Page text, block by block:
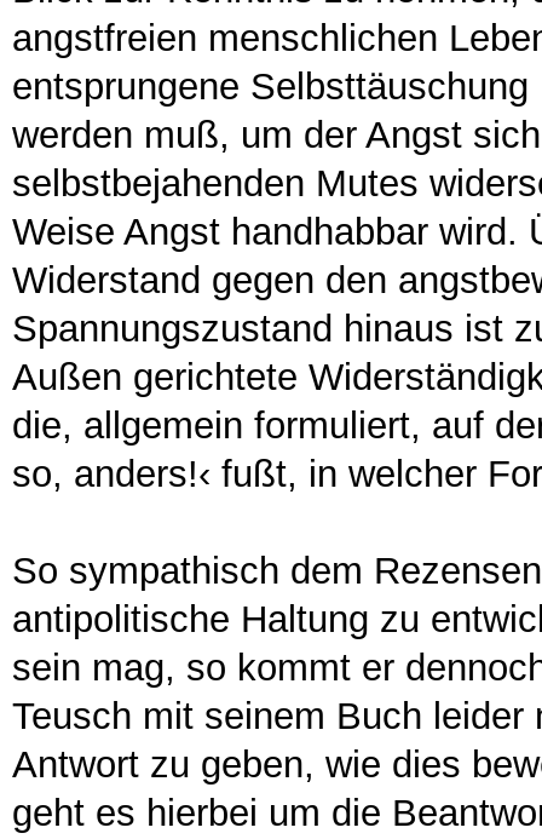
angstfreien menschlichen
entsprungene
werden muß, um der Angst
selbstbejahenden Mutes
Weise Angst handhabbar wird.
Widerstand gegen den
Spannungszustand hinaus ist
Außen gerichtete
die, allgemein formuliert, auf
so, anders!‹ fußt, in welcher
So sympathisch dem
antipolitische Haltung zu
sein mag, so kommt er
Teusch mit seinem Buch
Antwort zu geben, wie dies
geht es hierbei um die